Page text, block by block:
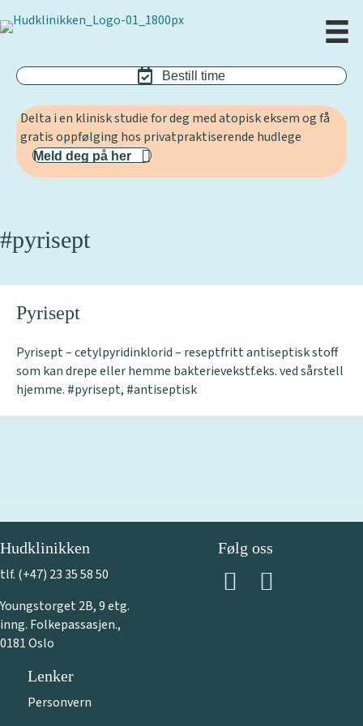
Bestill time
Delta i en klinisk studie for deg med atopisk eksem og få
gratis oppfølging hos privatpraktiserende hudlege
Meld deg på her
#pyrisept
Pyrisept
Pyrisept – cetylpyridinklorid – reseptfritt antiseptisk stoff
som kan drepe eller hemme bakterievekstf.eks. ved sårstell
hjemme. #pyrisept, #antiseptisk
Hudklinikken
tlf. (+47) 23 35 58 50
Youngstorget 2B, 9 etg.
inng. Folkepassasjen.,
0181 Oslo
Følg oss
Lenker
Personvern